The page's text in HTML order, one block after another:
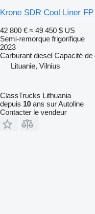
Krone SDR Cool Liner
42 800 € ≈ 49 450 $ US
Semi-remorque frigorifique
2023
Carburant diesel Capacité de
Lituanie, Vilnius
ClassTrucks Lithuania
depuis 10 ans sur Autoline
Contacter le vendeur